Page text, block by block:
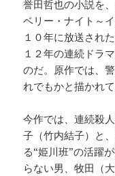
誉田哲也の小説を
ベリー・ナイト～
１０年に放送され
１２年の連続ドラ
のだ。原作では、
れでもかと描かれて
今作では、連続殺
子（竹内結子）と
る“姫川班”の活躍
らない男、牧田（